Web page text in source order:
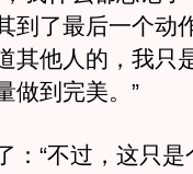
到了最后一个动
其他人的，我只
做到完美。”
“不过，这只是